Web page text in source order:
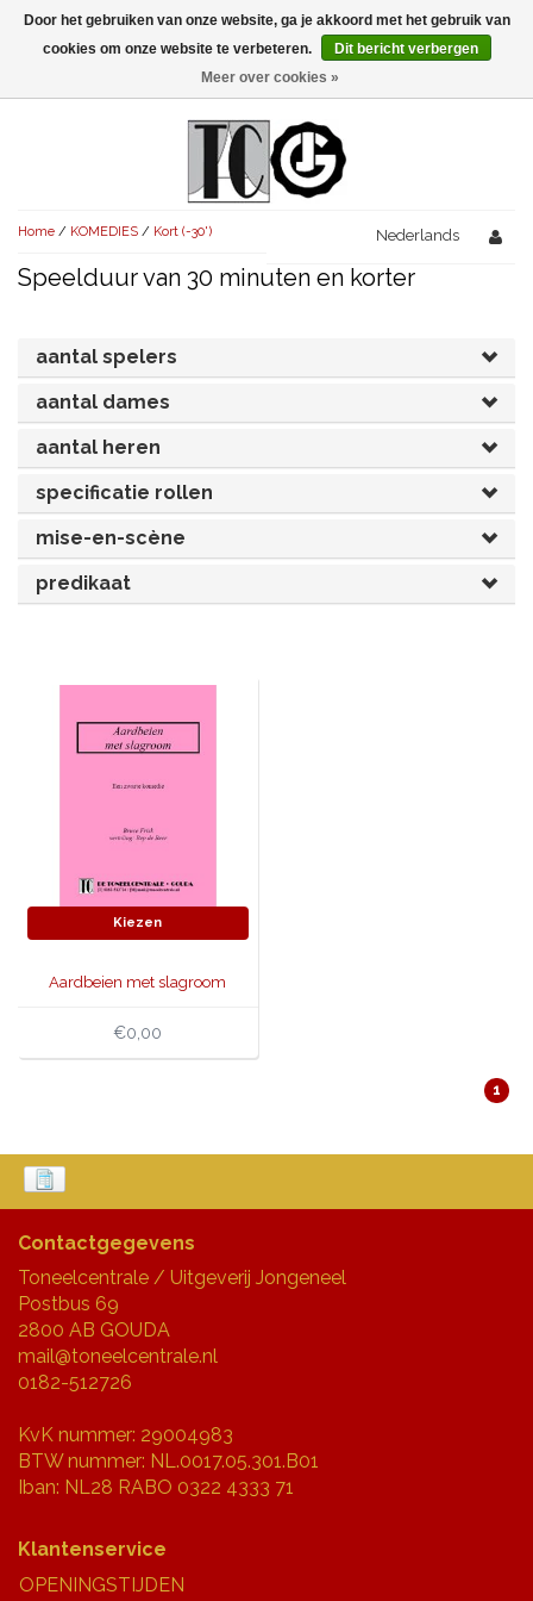
Menu
AVONDVULLEND (+75')
KORT (-30')
UITGELICHT!
AVONDVULLEND (+75')
KORT (-30')
OVERIG (30'-75')
UITGELICHT!
AVONDVULLEND (+75')
KORT (-30')
OVERIG (30'-75')
UITGELICHT!
KORT (-30')
OVERIG (30'-75')
SPEKTAKELSTUKKEN
JUBILEUMSTUK
KOSTUUMSTUK
MUSICAL
VOLKSTONEEL
OVERIG
SINTERKLAASTONEEL
KERSTTONEEL
JONGERENTONEEL
HANDBOEKEN
RECHTEN REGELEN
Home / KOMEDIES / Kort (-30') Nederlands
Speelduur van 30 minuten en korter
aantal spelers
aantal dames
aantal heren
specificatie rollen
mise-en-scène
predikaat
Kiezen
Aardbeien met slagroom
€0,00
1
Contactgegevens
Toneelcentrale / Uitgeverij Jongeneel
Postbus 69
2800 AB GOUDA
mail@toneelcentrale.nl
0182-512726
KvK nummer: 29004983
BTW nummer: NL.0017.05.301.B01
Iban: NL28 RABO 0322 4333 71
Klantenservice
OPENINGSTIJDEN
Door het gebruiken van onze website, ga je akkoord met het gebruik van
cookies om onze website te verbeteren.
Dit bericht verbergen
Meer over cookies »